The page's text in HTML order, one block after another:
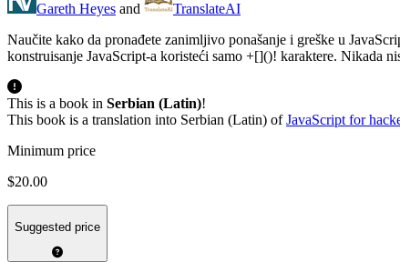
Gareth Heyes and
TranslateAI
Naučite kako da pronađete zanimljivo ponašanje i greške u
konstruisanje JavaScript-a koristeći samo +[]()! karaktere. Nikada
This is a book in Serbian (Latin)!
This book is a translation into Serbian (Latin) ofJavaScript for
Minimum price
$20.00
Suggested price